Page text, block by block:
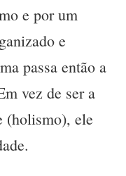
e por um
e
passa então a
vez de ser a
(holismo), ele